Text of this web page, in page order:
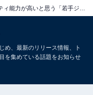
め、最新のリリース情報、ト
を集めている話題をお知らせ